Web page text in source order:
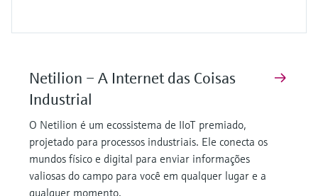
Netilion – A Internet das Coisas
Industrial
O Netilion é um ecossistema de IIoT premiado,
projetado para processos industriais. Ele conecta os
mundos físico e digital para enviar informações
valiosas do campo para você em qualquer lugar e a
qualquer momento.